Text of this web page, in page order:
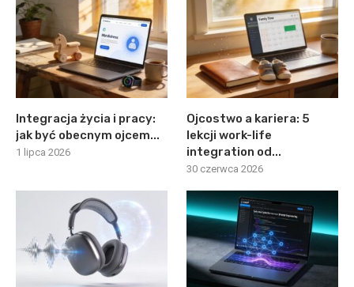
Integracja życia i pracy:
jak być obecnym ojcem...
1 lipca 2026
Ojcostwo a kariera: 5
lekcji work-life
integration od...
30 czerwca 2026